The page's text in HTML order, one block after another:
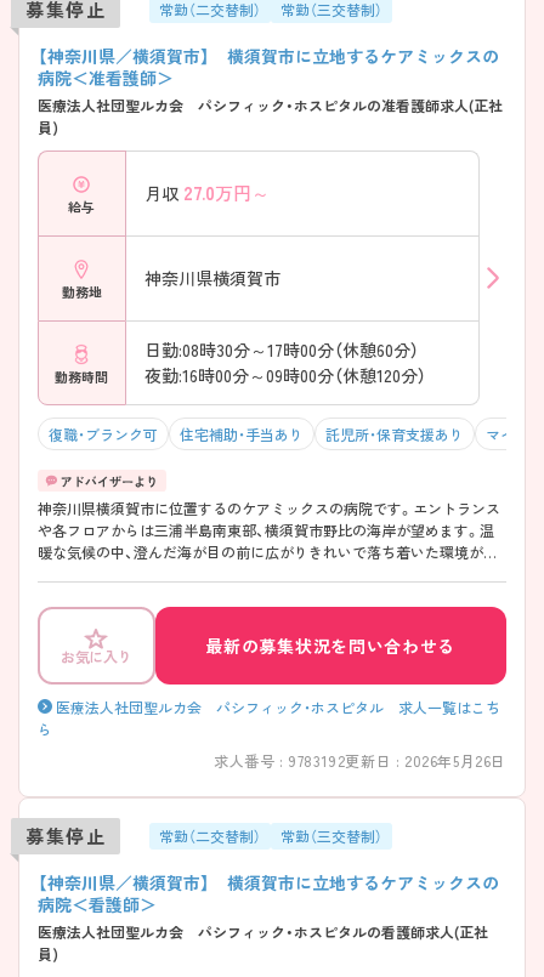
募集停止 常勤（二交替制） 常勤（三交替制）
【神奈川県／横須賀市】 横須賀市に立地するケアミックスの
病院＜准看護師＞
医療法人社団聖ルカ会 パシフィック・ホスピタルの准看護師求人(正社
員)
給与
月収 27.0万円～
勤務地
神奈川県横須賀市
勤務時間
日勤:08時30分～17時00分（休憩60分）
夜勤:16時00分～09時00分（休憩120分）
復職・ブランク可 住宅補助・手当あり 託児所・保育支援あり マイカ
神奈川県横須賀市に位置するのケアミックスの病院です。エントランス
や各フロアからは三浦半島南東部、横須賀市野比の海岸が望めます。温
暖な気候の中、澄んだ海が目の前に広がりきれいで落ち着いた環境があ
お気に入り 最新の募集状況を問い合わせる
医療法人社団聖ルカ会 パシフィック・ホスピタル 求人一覧はこち
ら
求人番号 : 9783192更新日 : 2026年5月26日
募集停止 常勤（二交替制） 常勤（三交替制）
【神奈川県／横須賀市】 横須賀市に立地するケアミックスの
病院＜看護師＞
医療法人社団聖ルカ会 パシフィック・ホスピタルの看護師求人(正社
員)